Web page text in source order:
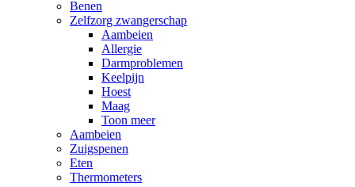
Benen
Zelfzorg zwangerschap
Aambeien
Allergie
Darmproblemen
Keelpijn
Hoest
Maag
Toon meer
Aambeien
Zuigspenen
Eten
Thermometers